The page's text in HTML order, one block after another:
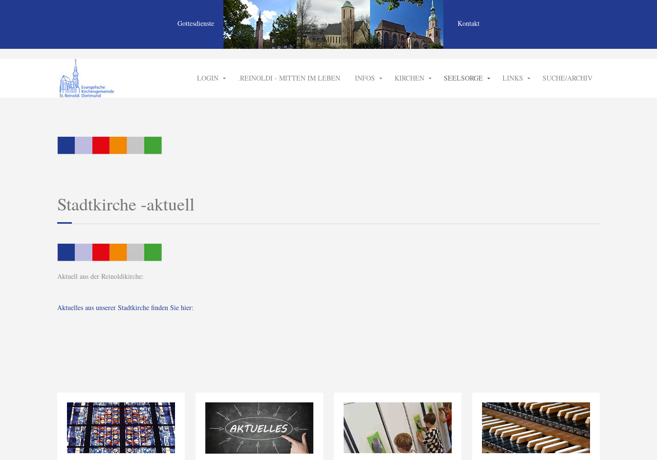
Gottesdienste Kontakt
LOGIN .REINOLDI - MITTEN IM LEBEN INFOS KIRCHEN SEELSORGE LINKS SUCHE/ARCHIV
Stadtkirche -aktuell
Aktuell aus der Reinoldikirche:
Aktuelles aus unserer Stadtkirche finden Sie hier: